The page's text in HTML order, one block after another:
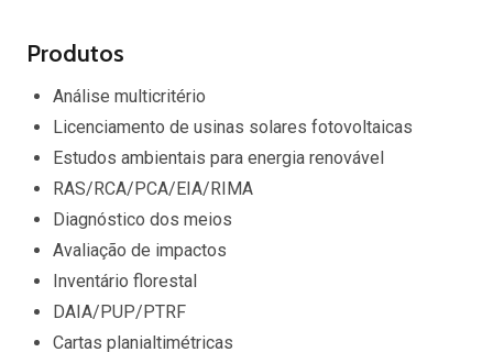
Produtos
Análise multicritério
Licenciamento de usinas solares fotovoltaicas
Estudos ambientais para energia renovável
RAS/RCA/PCA/EIA/RIMA
Diagnóstico dos meios
Avaliação de impactos
Inventário florestal
DAIA/PUP/PTRF
Cartas planialtimétricas